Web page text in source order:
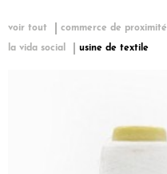
voir tout commerce de proximité
la vida social usine de textile